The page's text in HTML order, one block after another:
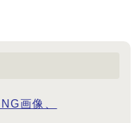
画像、